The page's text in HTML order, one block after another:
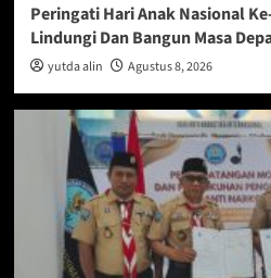
Peringati Hari Anak Nasional
Lindungi Dan Bangun Masa
yutda alin Agustus 8, 2026